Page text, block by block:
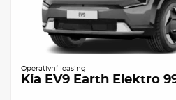
Operativní leasing
Kia EV9 Earth Elektro